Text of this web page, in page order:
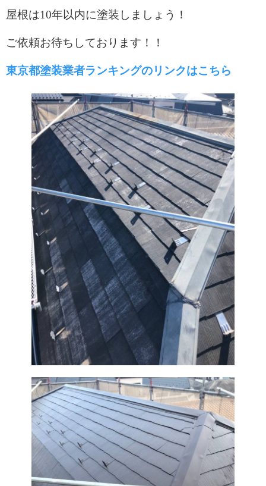
屋根は10年以内に塗装しましょう！
ご依頼お待ちしております！！
東京都塗装業者ランキングのリンクはこちら